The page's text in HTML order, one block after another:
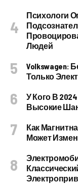
Психологи
Людей
Volkswagen:
Только
У Кого В
Высокие
Как
Может